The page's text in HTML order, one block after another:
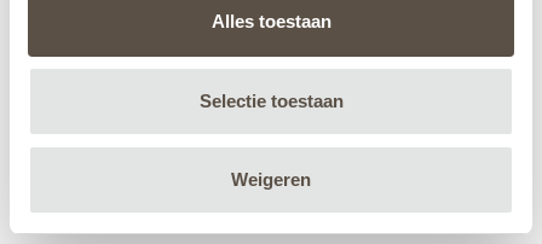
Alles toestaan
Selectie toestaan
Weigeren